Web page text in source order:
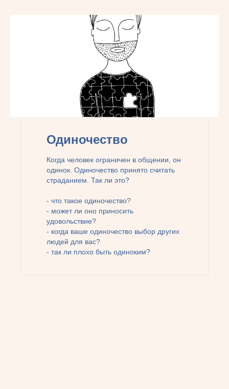
Одиночество
Когда человек ограничен в общении, он
одинок. Одиночество принято считать
страданием. Так ли это?
- что такое одиночество?
- может ли оно приносить
удовольствие?
- когда ваше одиночество выбор других
людей для вас?
- так ли плохо быть одиноким?